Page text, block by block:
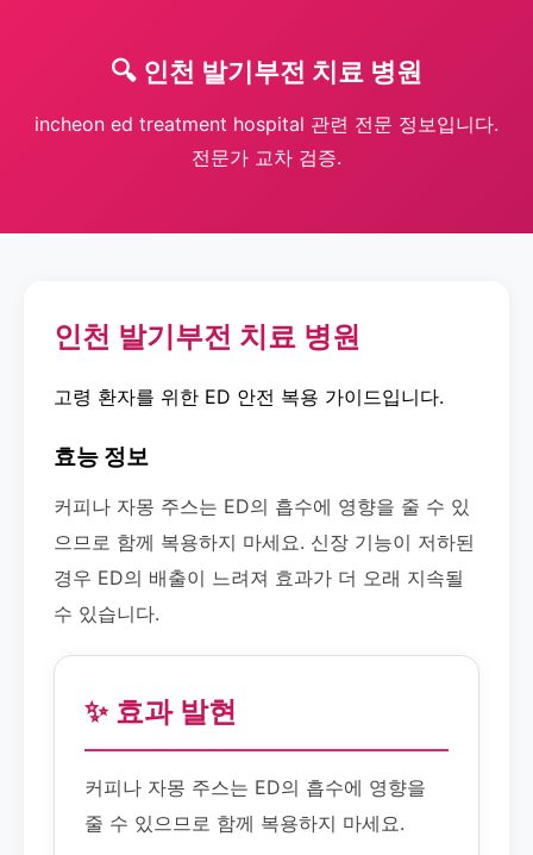
🔍 인천 발기부전 치료 병원
incheon ed treatment hospital 관련 전문 정보입니다.
전문가 교차 검증.
인천 발기부전 치료 병원
고령 환자를 위한 ED 안전 복용 가이드입니다.
효능 정보
커피나 자몽 주스는 ED의 흡수에 영향을 줄 수 있
으므로 함께 복용하지 마세요. 신장 기능이 저하된
경우 ED의 배출이 느려져 효과가 더 오래 지속될
수 있습니다.
✨ 효과 발현
커피나 자몽 주스는 ED의 흡수에 영향을
줄 수 있으므로 함께 복용하지 마세요.